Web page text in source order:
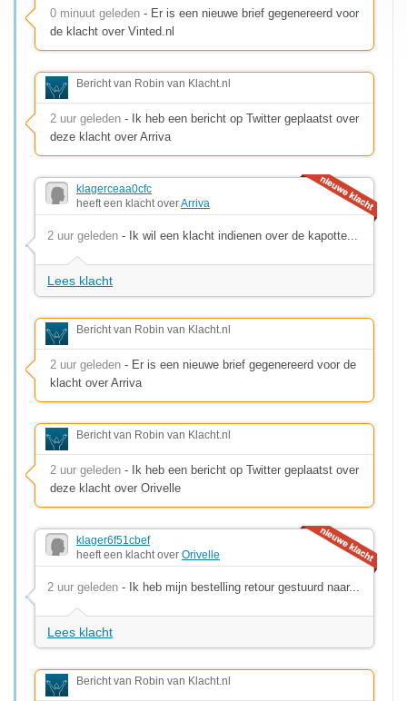
0 minuut geleden - Er is een nieuwe brief gegenereerd voor
de klacht over Vinted.nl
Bericht van Robin van Klacht.nl
2 uur geleden - Ik heb een bericht op Twitter geplaatst over
deze klacht over Arriva
klagerceaa0cfc
heeft een klacht overArriva
2 uur geleden - Ik wil een klacht indienen over de kapotte...
Lees klacht
Bericht van Robin van Klacht.nl
2 uur geleden - Er is een nieuwe brief gegenereerd voor de
klacht over Arriva
Bericht van Robin van Klacht.nl
2 uur geleden - Ik heb een bericht op Twitter geplaatst over
deze klacht over Orivelle
klager6f51cbef
heeft een klacht over Orivelle
2 uur geleden - Ik heb mijn bestelling retour gestuurd naar...
Lees klacht
Bericht van Robin van Klacht.nl